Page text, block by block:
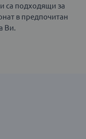
са подходящи за
в предпочитан
Ви.